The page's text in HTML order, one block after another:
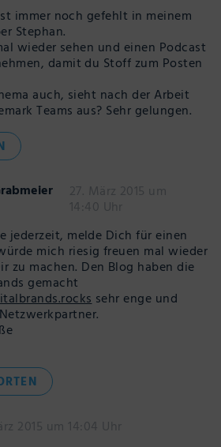
immer noch gefehlt in meinem
Stephan.
wieder sehen und einen Podcast
damit du Stoff zum Posten
auch, sieht nach der Arbeit
Teams aus? Sehr gelungen.
27. März 2015 um
14:40 Uhr
jederzeit, melde Dich für einen
mich riesig freuen mal wieder
zu machen. Den Blog haben die
gemacht
sehr enge und
2015 um 14:04 Uhr